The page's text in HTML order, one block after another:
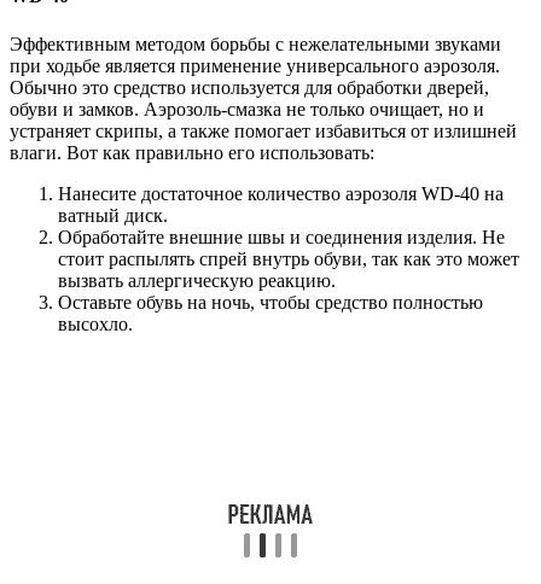
Эффективным методом борьбы с нежелательными звуками
при ходьбе является применение универсального аэрозоля.
Обычно это средство используется для обработки дверей,
обуви и замков. Аэрозоль-смазка не только очищает, но и
устраняет скрипы, а также помогает избавиться от излишней
влаги. Вот как правильно его использовать:
Нанесите достаточное количество аэрозоля WD-40 на
ватный диск.
Обработайте внешние швы и соединения изделия. Не
стоит распылять спрей внутрь обуви, так как это может
вызвать аллергическую реакцию.
Оставьте обувь на ночь, чтобы средство полностью
высохло.